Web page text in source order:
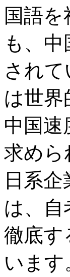
国語
も、
され
は世界
中国速
求めら
日系
は、自
徹底す
います